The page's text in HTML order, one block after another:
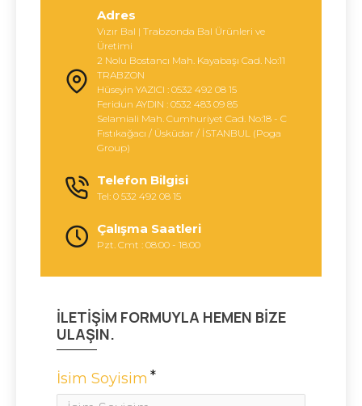
Adres
Vızır Bal | Trabzonda Bal Ürünleri ve
Üretimi
2 Nolu Bostancı Mah. Kayabaşı Cad. No:11
TRABZON
Hüseyin YAZICI : 0532 492 08 15
Feridun AYDIN : 0532 483 09 85
Selamiali Mah. Cumhuriyet Cad. No:18 - C
Fıstıkağacı / Üsküdar / İSTANBUL (Poga
Group)
Telefon Bilgisi
Tel: 0 532 492 08 15
Çalışma Saatleri
Pzt. Cmt : 08:00 - 18:00
İLETIŞIM FORMUYLA HEMEN BIZE
ULAŞIN.
İsim Soyisim